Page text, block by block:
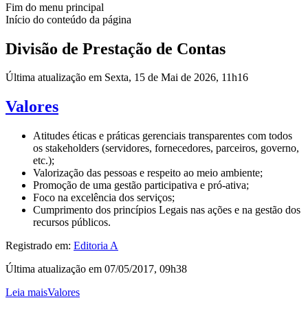
Fim do menu principal
Início do conteúdo da página
Divisão de Prestação de Contas
Última atualização em Sexta, 15 de Mai de 2026, 11h16
Valores
Atitudes éticas e práticas gerenciais transparentes com todos
os stakeholders (servidores, fornecedores, parceiros, governo,
etc.);
Valorização das pessoas e respeito ao meio ambiente;
Promoção de uma gestão participativa e pró-ativa;
Foco na excelência dos serviços;
Cumprimento dos princípios Legais nas ações e na gestão dos
recursos públicos.
Registrado em: Editoria A
Última atualização em 07/05/2017, 09h38
Leia maisValores